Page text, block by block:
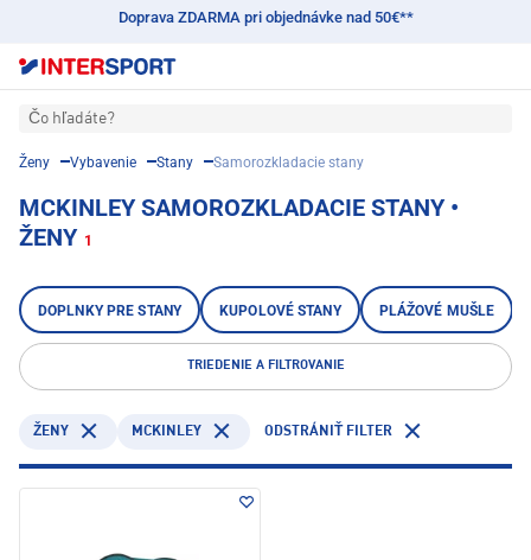
Doprava ZDARMA pri objednávke nad 50€**
Čo hľadáte?
Ženy Vybavenie Stany Samorozkladacie stany
MCKINLEY SAMOROZKLADACIE STANY •
ŽENY 1
DOPLNKY PRE STANY KUPOLOVÉ STANY PLÁŽOVÉ MUŠLE
TRIEDENIE A FILTROVANIE
ŽENY MCKINLEY ODSTRÁNIŤ FILTER